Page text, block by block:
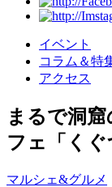
イベント
コラム＆特
アクセス
まるで洞
フェ「くぐ
マルシェ&グルメ